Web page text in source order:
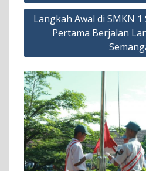
Langkah Awal di SMKN 1
Pertama Berjalan